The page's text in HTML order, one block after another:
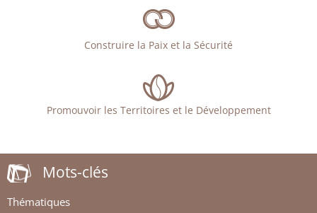
Construire la Paix et la Sécurité
Promouvoir les Territoires et le Développement
Mots-clés
Thématiques